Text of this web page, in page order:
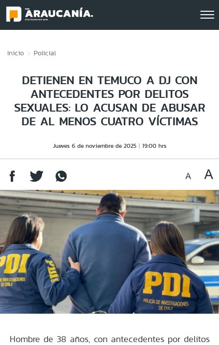
Inicio Policial
DETIENEN EN TEMUCO A DJ CON
ANTECEDENTES POR DELITOS
SEXUALES: LO ACUSAN DE ABUSAR
DE AL MENOS CUATRO VÍCTIMAS
Jueves 6 de noviembre de 2025 19:00 hrs
Hombre de 38 años, con antecedentes por delitos